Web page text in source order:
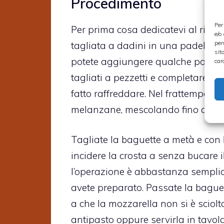
e/
Per prima cosa dedicatevi al
tagliata a dadini in una padella
potete aggiungere qualche
tagliati a pezzetti e completare la
fatto raffreddare. Nel frattempo
melanzane, mescolando fino a
Tagliate la baguette a metà e
incidere la crosta a senza bucare
l’operazione è abbastanza
avete preparato. Passate la
a che la mozzarella non si è
antipasto oppure servirla in